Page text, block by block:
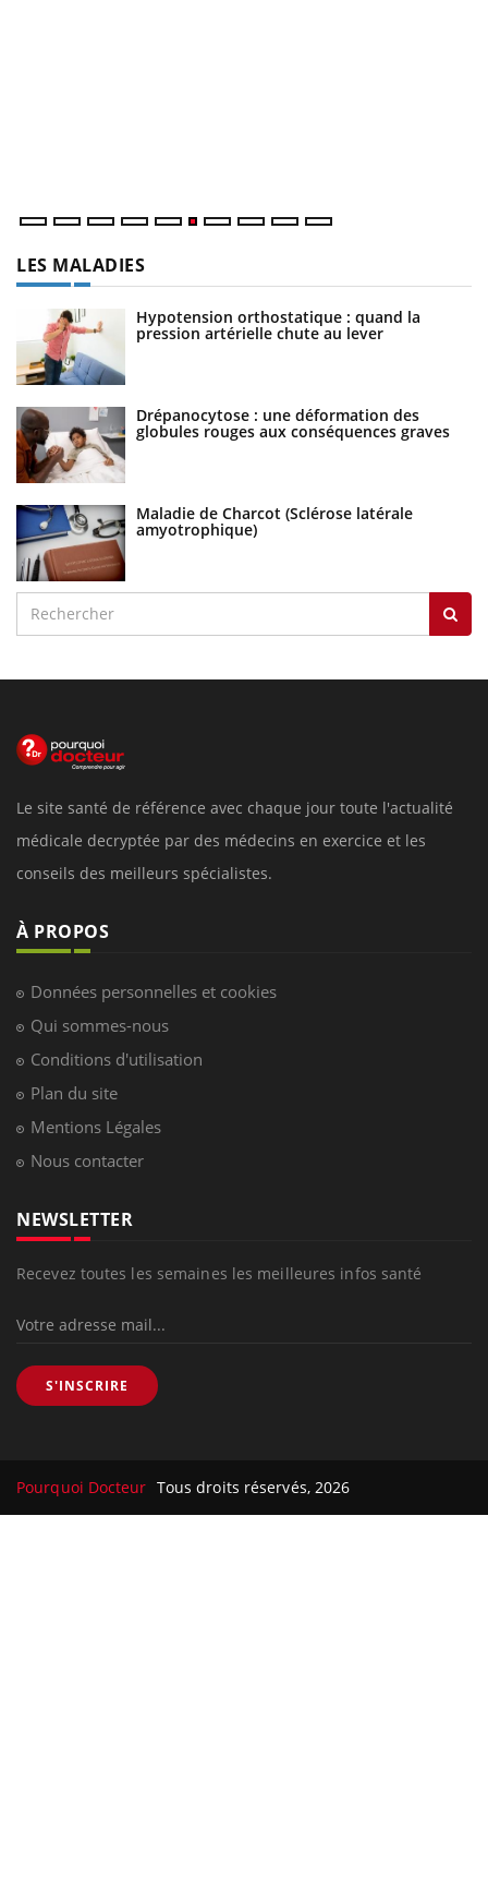
LES MALADIES
Hypotension orthostatique : quand la
pression artérielle chute au lever
Drépanocytose : une déformation des
globules rouges aux conséquences graves
Maladie de Charcot (Sclérose latérale
amyotrophique)
Le site santé de référence avec chaque jour toute l'actualité
médicale decryptée par des médecins en exercice et les
conseils des meilleurs spécialistes.
À PROPOS
Données personnelles et cookies
Qui sommes-nous
Conditions d'utilisation
Plan du site
Mentions Légales
Nous contacter
NEWSLETTER
Recevez toutes les semaines les meilleures infos santé
S'INSCRIRE
Pourquoi Docteur Tous droits réservés, 2026